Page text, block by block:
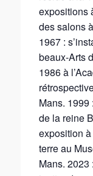
expositions
des salons
1967 :
beaux-Arts
1986 à
Mans.
de la reine
exposition
terre au
Mans.